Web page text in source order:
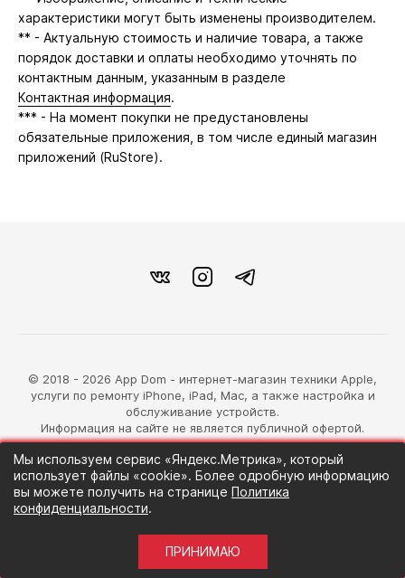
характеристики могут быть изменены производителем.
** - Актуальную стоимость и наличие товара, а также
порядок доставки и оплаты необходимо уточнять по
контактным данным, указанным в разделе
Контактная информация.
*** - На момент покупки не предустановлены
обязательные приложения, в том числе единый магазин
приложений (RuStore).
© 2018 - 2026 App Dom - интернет-магазин техники Apple,
услуги по ремонту iPhone, iPad, Mac, а также настройка и
обслуживание устройств.
Информация на сайте не является публичной офертой.
разработка магазина
Синий Лев
Мы используем сервис «Яндекс.Метрика», который
использует файлы «cookie». Более одробную информацию
вы можете получить на странице Политика
конфиденциальности.
ПРИНИМАЮ